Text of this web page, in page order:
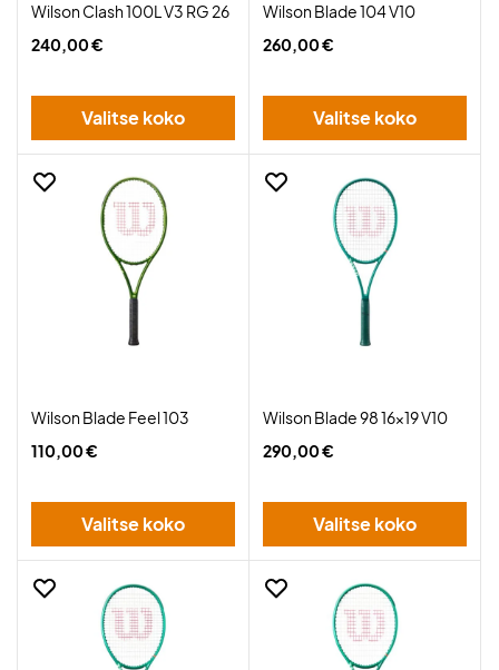
Wilson Clash 100L V3 RG 26
240,00 €
Valitse koko
Wilson Blade 104 V10
260,00 €
Valitse koko
Wilson Blade Feel 103
110,00 €
Valitse koko
Wilson Blade 98 16x19 V10
290,00 €
Valitse koko